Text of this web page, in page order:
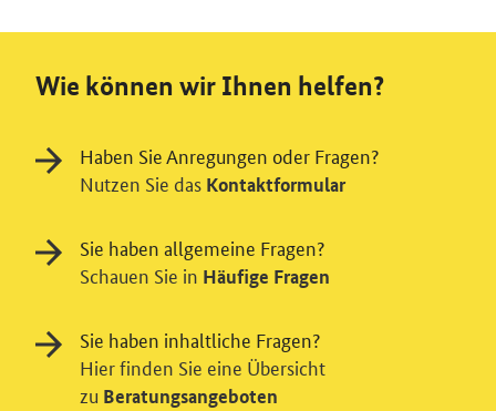
Wie können wir Ihnen helfen?
Haben Sie Anregungen oder Fragen?
Nutzen Sie das Kontaktformular
Sie haben allgemeine Fragen?
Schauen Sie in Häufige Fragen
Sie haben inhaltliche Fragen?
Hier finden Sie eine Übersicht
zu Beratungsangeboten